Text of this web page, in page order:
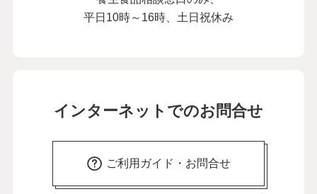
平日10時～16時、土日祝休み
インターネットでのお問合せ
ご利用ガイド・お問合せ